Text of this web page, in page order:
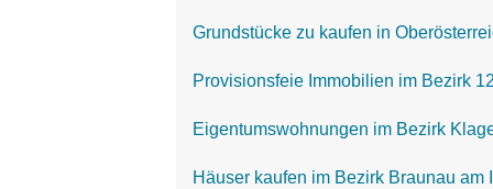
Grundstücke zu kaufen in
Provisionsfeie Immobilien im Bezirk
Eigentumswohnungen im Bezirk
Häuser kaufen im Bezirk Braunau am